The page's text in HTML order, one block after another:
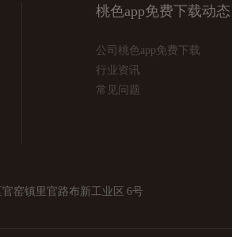
桃色app免费下载动态
公司桃色app免费下载
行业资讯
常见问题
窑镇里官路布新工业区 6号